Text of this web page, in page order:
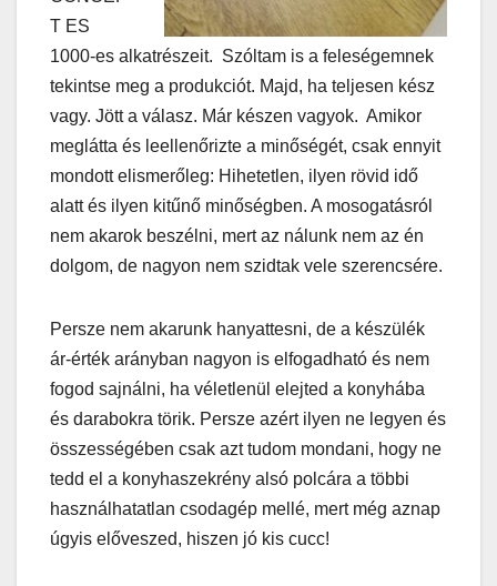
T ES
1000-es alkatrészeit. Szóltam is a feleségemnek
tekintse meg a produkciót. Majd, ha teljesen kész
vagy. Jött a válasz. Már készen vagyok. Amikor
meglátta és leellenőrizte a minőségét, csak ennyit
mondott elismerőleg: Hihetetlen, ilyen rövid idő
alatt és ilyen kitűnő minőségben. A mosogatásról
nem akarok beszélni, mert az nálunk nem az én
dolgom, de nagyon nem szidtak vele szerencsére.
Persze nem akarunk hanyattesni, de a készülék
ár-érték arányban nagyon is elfogadható és nem
fogod sajnálni, ha véletlenül elejted a konyhába
és darabokra törik. Persze azért ilyen ne legyen és
összességében csak azt tudom mondani, hogy ne
tedd el a konyhaszekrény alsó polcára a többi
használhatatlan csodagép mellé, mert még aznap
úgyis előveszed, hiszen jó kis cucc!